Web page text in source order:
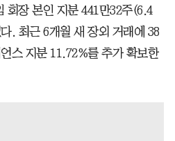
회장 본인 지분 441만32주(6.4
. 최근 6개월 새 장외 거래에 38
스 지분 11.72%를 추가 확보한